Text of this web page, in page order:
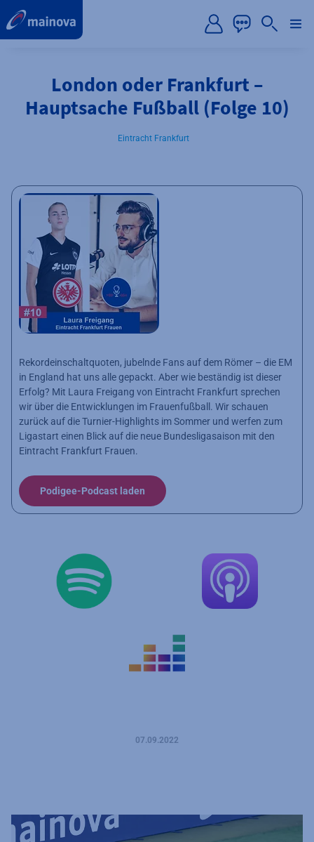
London oder Frankfurt –
Hauptsache Fußball (Folge 10)
Eintracht Frankfurt
Rekordeinschaltquoten, jubelnde Fans auf dem Römer – die EM
in England hat uns alle gepackt. Aber wie beständig ist dieser
Erfolg? Mit Laura Freigang von Eintracht Frankfurt sprechen
wir über die Entwicklungen im Frauenfußball. Wir schauen
zurück auf die Turnier-Highlights im Sommer und werfen zum
Ligastart einen Blick auf die neue Bundesligasaison mit den
Eintracht Frankfurt Frauen.
Podigee-Podcast laden
07.09.2022